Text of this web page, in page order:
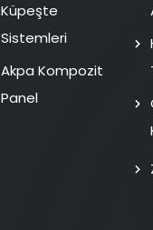
Küpeşte
Sistemleri
Akpa Kompozit
Panel